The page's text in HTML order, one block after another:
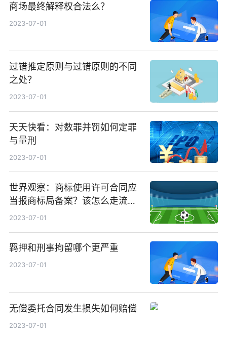
商场最终解释权合法么？
2023-07-01
过错推定原则与过错原则的不同
之处？
2023-07-01
天天快看：对数罪并罚如何定罪
与量刑
2023-07-01
世界观察：商标使用许可合同应
当报商标局备案？该怎么走流
程？
2023-07-01
羁押和刑事拘留哪个更严重
2023-07-01
无偿委托合同发生损失如何赔偿
2023-07-01